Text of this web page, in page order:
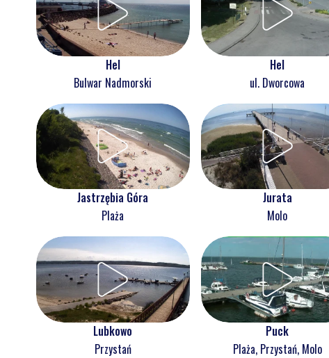
Hel
Bulwar Nadmorski
Hel
ul. Dworcowa
Jastrzębia Góra
Plaża
Jurata
Molo
Lubkowo
Przystań
Puck
Plaża, Przystań, Molo